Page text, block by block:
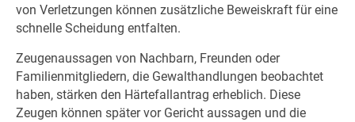
von Verletzungen können zusätzliche Beweiskraft für eine
schnelle Scheidung entfalten.
Zeugenaussagen von Nachbarn, Freunden oder
Familienmitgliedern, die Gewalthandlungen beobachtet
haben, stärken den Härtefallantrag erheblich. Diese
Zeugen können später vor Gericht aussagen und die